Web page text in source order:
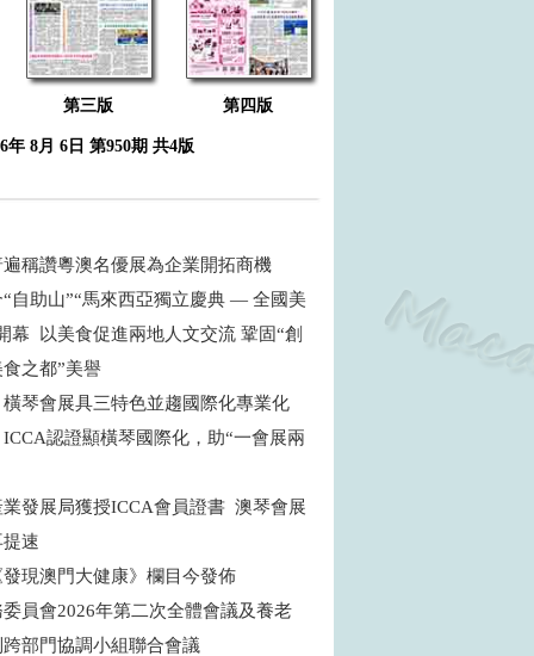
第三版 第四版
年 8月 6日 第950期 共4版
稱讚粵澳名優展為企業開拓商機
自助山”“馬來西亞獨立慶典 — 全國美
幕 以美食促進兩地人文交流 鞏固“創
之都”美譽
琴會展具三特色並趨國際化專業化
認證顯橫琴國際化，助“一會展兩
發展局獲授ICCA會員證書 澳琴會展
速
現澳門大健康》欄目今發佈
員會2026年第二次全體會議及養老
部門協調小組聯合會議